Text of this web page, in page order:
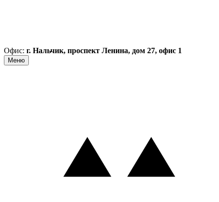
Офис: г. Нальчик, проспект Ленина, дом 27, офис 1
Меню